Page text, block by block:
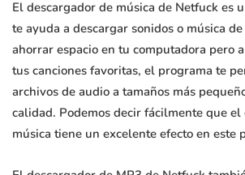
El descargador de música de Netfuck es
te ayuda a descargar sonidos o música
ahorrar espacio en tu computadora pero
tus canciones favoritas, el programa te
archivos de audio a tamaños más
calidad. Podemos decir fácilmente que el
música tiene un excelente efecto en este